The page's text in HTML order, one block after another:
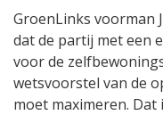
GroenLinks voorman
dat de partij met een
voor de
wetsvoorstel van de
moet maximeren.